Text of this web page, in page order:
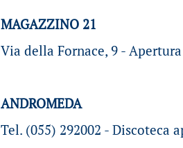
MAGAZZINO 21
Via della Fornace, 9 -
ANDROMEDA
Tel. (055) 292002 - Discoteca